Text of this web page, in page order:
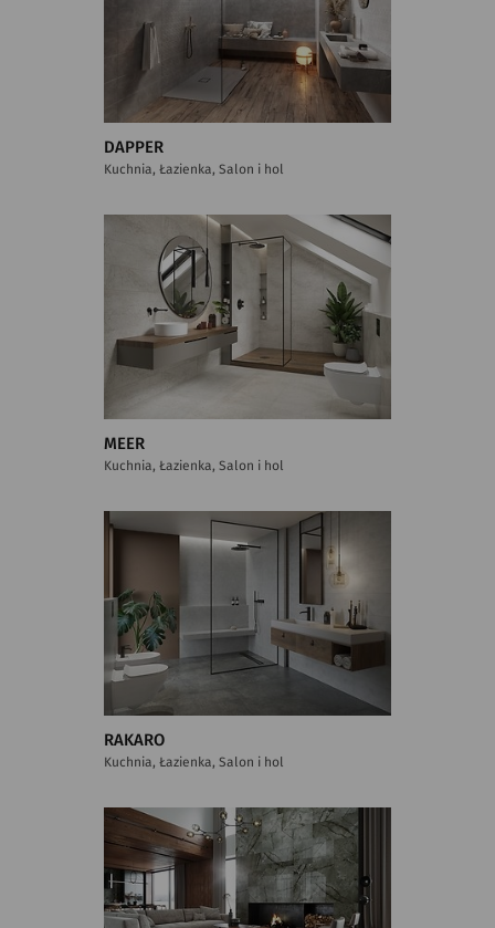
DAPPER
Kuchnia, Łazienka, Salon i hol
MEER
Kuchnia, Łazienka, Salon i hol
RAKARO
Kuchnia, Łazienka, Salon i hol